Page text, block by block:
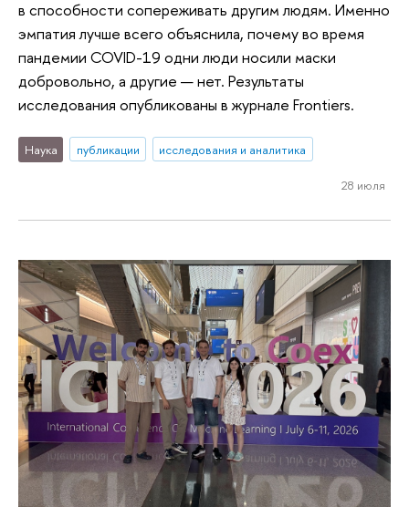
в способности сопереживать другим людям. Именно
эмпатия лучше всего объяснила, почему во время
пандемии COVID-19 одни люди носили маски
добровольно, а другие — нет. Результаты
исследования опубликованы в журнале Frontiers.
Наука публикации исследования и аналитика
28 июля